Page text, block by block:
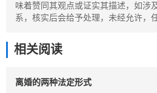
味着赞同其观点或证实其描述，如涉
系，核实后会给予处理，未经允许，
相关阅读
离婚的两种法定形式